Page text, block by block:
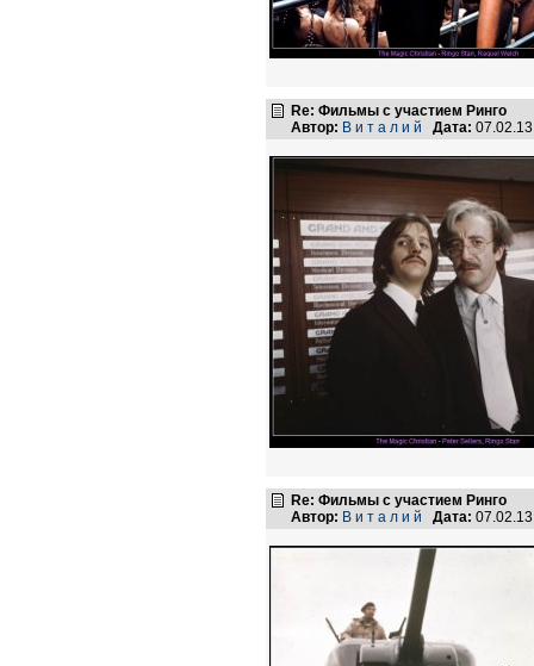
Re: Фильмы с участием Ринго
Автор: В и т а л и й Дата:
Re: Фильмы с участием Ринго
Автор: В и т а л и й Дата: